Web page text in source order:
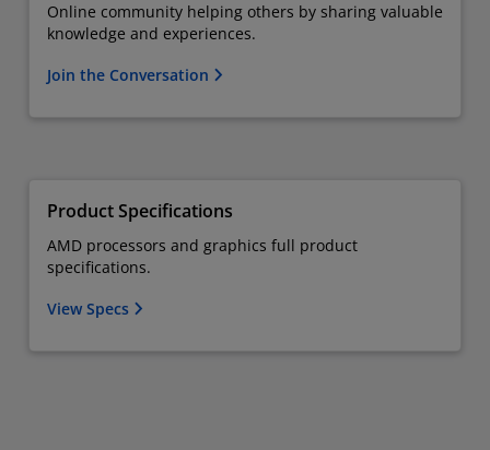
Online community helping others by sharing valuable
knowledge and experiences.
Join the Conversation
Product Specifications
AMD processors and graphics full product
specifications.
View Specs